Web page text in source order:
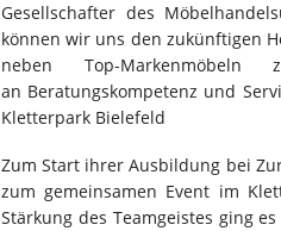
Gesellschafter des
können wir uns den zukünftigen
neben Top-
an Beratungskompetenz und
Kletterpark Bielefeld
Zum Start ihrer Ausbildung bei
zum gemeinsamen Event im
Stärkung des Teamgeistes ging